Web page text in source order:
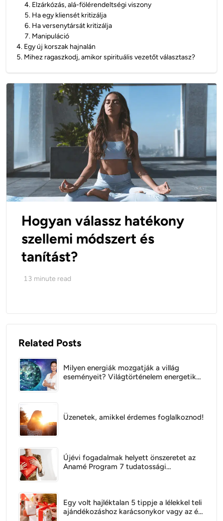
4. Elzárkózás, alá-fölérendeltségi viszony
5. Ha egy kliensét kritizálja
6. Ha versenytársát kritizálja
7. Manipuláció
4. Egy új korszak hajnalán
5. Mihez ragaszkodj, amikor spirituális vezetőt választasz?
Hogyan válassz hatékony
szellemi módszert és
tanítást?
13 minute read
Related Posts
Milyen energiák mozgatják a villág
eseményeit? Világtörténelem energetikai
Üzenetek, amikkel érdemes foglalkoznod!
Újévi fogadalmak helyett önszeretet az
Anamé Program 7 tudatossági
Egy volt hajléktalan 5 tippje a lélekkel teli
ajándékozáshoz karácsonykor vagy az év